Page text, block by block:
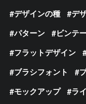
デザインの種
デ
パターン
ビンテ
フラットデザイン
ブラシフォント
モックアップ
ラ